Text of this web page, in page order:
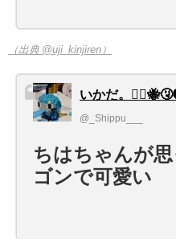
（出典 @uji_kinjiren）
いかだ。
@_Shippu___
ちはちゃんが
ゴンで可愛い